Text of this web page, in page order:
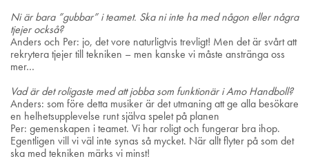
Ni är bara ”gubbar” i teamet. Ska ni inte ha med någon eller några
tjejer också?
Anders och Per: jo, det vore naturligtvis trevligt! Men det är svårt att
rekrytera tjejer till tekniken – men kanske vi måste anstränga oss
mer…
Vad är det roligaste med att jobba som funktionär i Amo Handboll?
Anders: som före detta musiker är det utmaning att ge alla besökare
en helhetsupplevelse runt själva spelet på planen
Per: gemenskapen i teamet. Vi har roligt och fungerar bra ihop.
Egentligen vill vi väl inte synas så mycket. När allt flyter på som det
ska med tekniken märks vi minst!